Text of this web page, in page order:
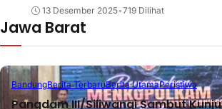
13 Desember 2025•719 Dilihat
Jawa Barat
BandungBerita TerbaruBerita UtamaPeristiwa
Pangdam III/Siliwangi Sambut